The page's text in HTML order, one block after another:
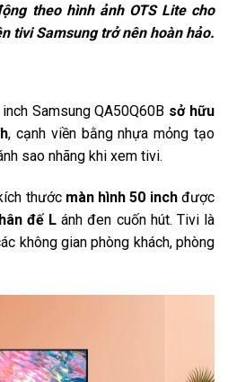
theo hình ảnh OTS Lite cho
tivi Samsung trở nên hoàn hảo.
Samsung QA50Q60B sở hữu
, cạnh viền bằng nhựa mỏng tạo
sao nhãng khi xem tivi.
thước màn hình 50 inchđược
đế L ánh đen cuốn hút. Tivi là
không gian phòng khách, phòng